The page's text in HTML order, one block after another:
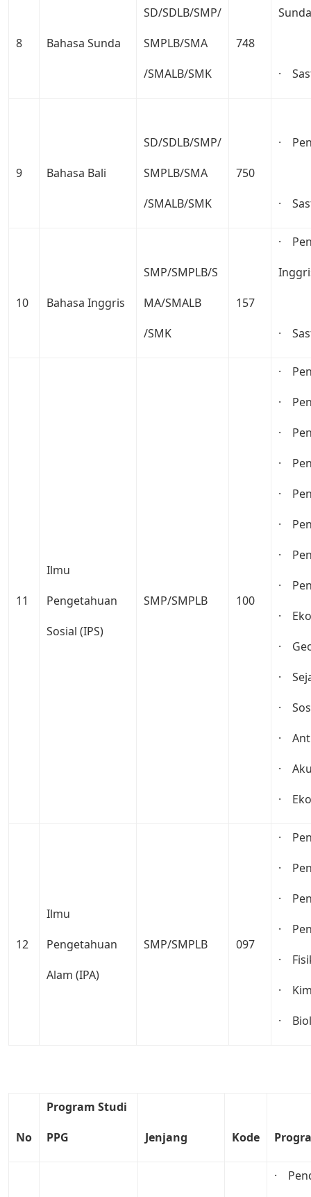
8 Bahasa Sunda
SD/SDLB/SMP/
SMPLB/SMA
/SMALB/SMK
748
Sunda
·
9 Bahasa Bali
SD/SDLB/SMP/
SMPLB/SMA
/SMALB/SMK
750
·
·
10 Bahasa Inggris
SMP/SMPLB/S
MA/SMALB
/SMK
157
·
·
11
Ilmu
Pengetahuan
Sosial (IPS)
SMP/SMPLB 100
·
·
·
·
·
·
·
·
·
·
·
·
·
·
·
12
Ilmu
Pengetahuan
Alam (IPA)
SMP/SMPLB 097
·
·
·
·
·
·
·
No
Program Studi
PPG
Jenjang Kode
·